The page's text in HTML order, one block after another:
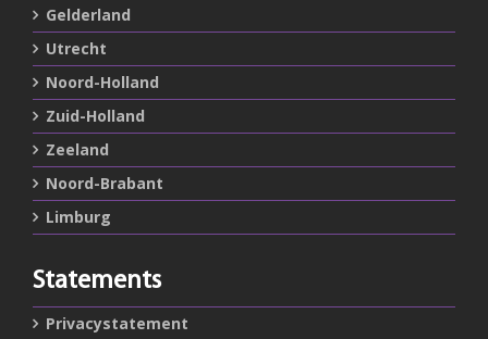
Gelderland
Utrecht
Noord-Holland
Zuid-Holland
Zeeland
Noord-Brabant
Limburg
Statements
Privacystatement